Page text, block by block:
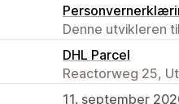
Denne utvikleren
DHL Parcel
Reactorweg 25,
11. september